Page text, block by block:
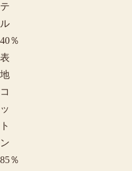
テ
ル
40％
表
地
コ
ッ
ト
ン
85％